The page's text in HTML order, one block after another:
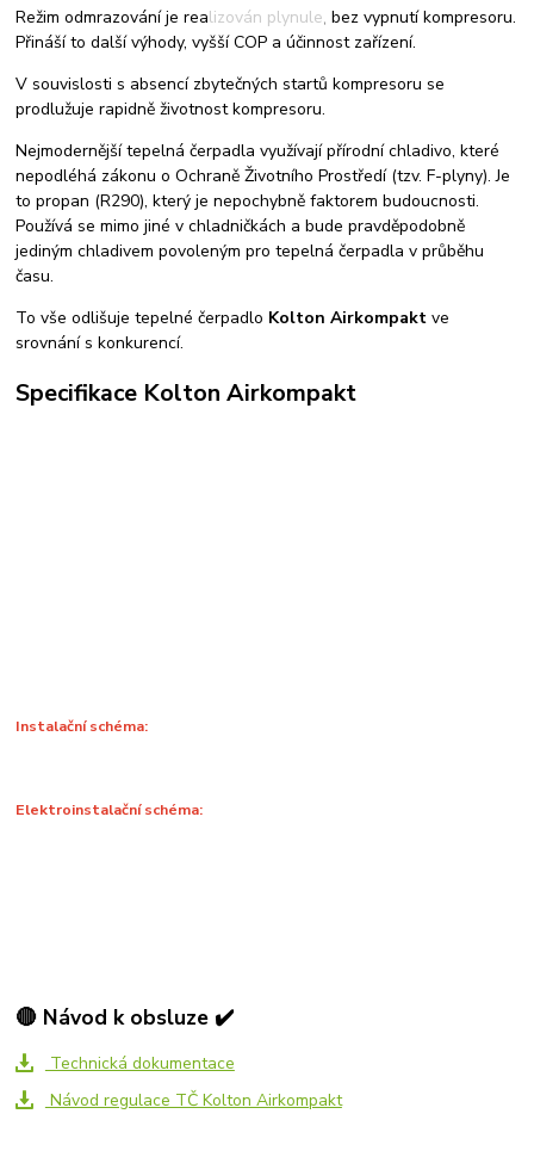
Režim odmrazování je realizován plynule, bez vypnutí kompresoru.
Přináší to další výhody, vyšší COP a účinnost zařízení.
V souvislosti s absencí zbytečných startů kompresoru se
prodlužuje rapidně životnost kompresoru.
Nejmodernější tepelná čerpadla využívají přírodní chladivo, které
nepodléhá zákonu o Ochraně Životního Prostředí (tzv. F-plyny). Je
to propan (R290), který je nepochybně faktorem budoucnosti.
Používá se mimo jiné v chladničkách a bude pravděpodobně
jediným chladivem povoleným pro tepelná čerpadla v průběhu
času.
To vše odlišuje tepelné čerpadlo Kolton Airkompakt ve
srovnání s konkurencí.​​
Specifikace Kolton Airkompakt
Instalační schéma:
Elektroinstalační schéma:
🔴 Návod k obsluze ✔️
Technická dokumentace
Návod regulace TČ Kolton Airkompakt